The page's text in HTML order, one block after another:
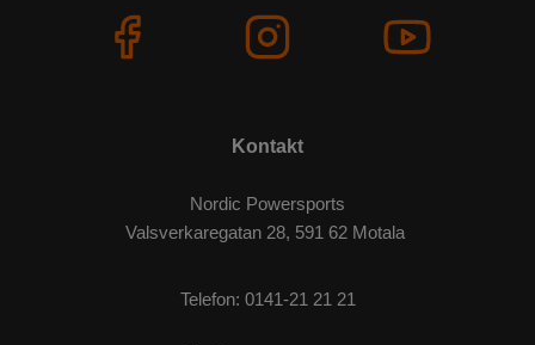
Kontakt
Nordic Powersports
Valsverkaregatan 28, 591 62 Motala
Telefon: 0141-21 21 21